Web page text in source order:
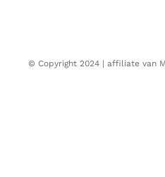
© Copyright 2024 | affiliate van